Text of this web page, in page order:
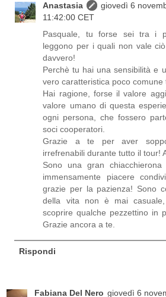
Anastasia
giovedì 6
11:42:00 CET
Pasquale, tu forse sei tra i
leggono per i quali non vale
davvero!
Perchè tu hai una sensibilità e
vero caratteristica poco
Hai ragione, forse il valore
valore umano di questa
ogni persona, che fossero
soci cooperatori.
Grazie a te per aver
irrefrenabili durante tutto il tour!
Sono una gran
immensamente piacere
grazie per la pazienza! Sono
della vita non è mai
scoprire qualche pezzettino in
Grazie ancora a te.
Rispondi
Fabiana Del Nero giovedì 6